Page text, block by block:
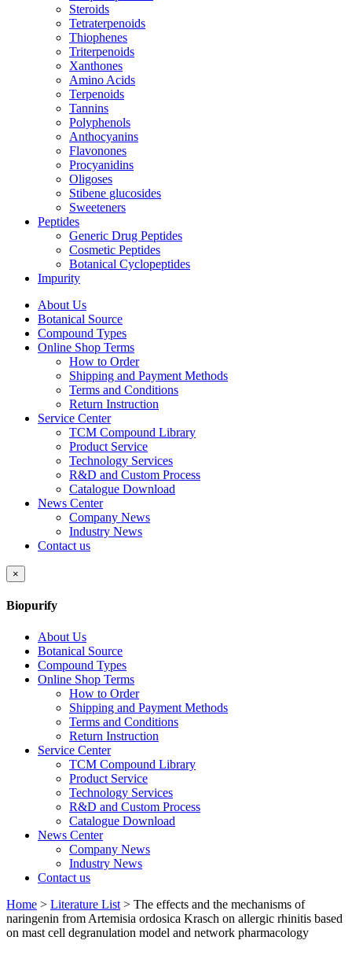
Steroids
Tetraterpenoids
Thiophenes
Triterpenoids
Xanthones
Amino Acids
Terpenoids
Tannins
Polyphenols
Anthocyanins
Flavonones
Procyanidins
Oligoses
Stibene glucosides
Sweeteners
Peptides
Generic Drug Peptides
Cosmetic Peptides
Botanical Cyclopeptides
Impurity
About Us
Botanical Source
Compound Types
Online Shop Terms
How to Order
Shipping and Payment Methods
Terms and Conditions
Return Instruction
Service Center
TCM Compound Library
Product Service
Technology Services
R&D and Custom Process
Catalogue Download
News Center
Company News
Industry News
Contact us
×
Biopurify
About Us
Botanical Source
Compound Types
Online Shop Terms
How to Order
Shipping and Payment Methods
Terms and Conditions
Return Instruction
Service Center
TCM Compound Library
Product Service
Technology Services
R&D and Custom Process
Catalogue Download
News Center
Company News
Industry News
Contact us
Home > Literature List > The effects and the mechanisms of
naringenin from Artemisia ordosica Krasch on allergic rhinitis based
on mast cell degranulation model and network pharmacology